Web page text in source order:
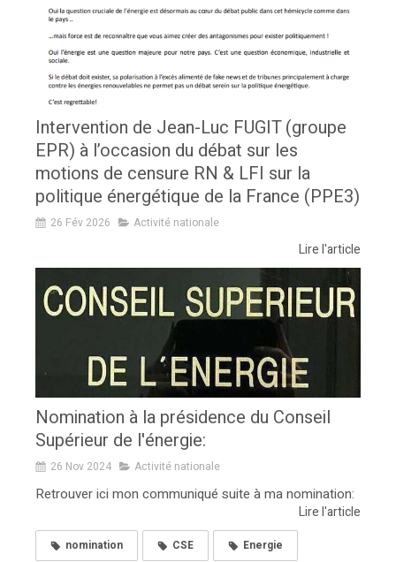
Intervention de Jean-Luc FUGIT (groupe
EPR) à l’occasion du débat sur les
motions de censure RN & LFI sur la
politique énergétique de la France (PPE3)
26 Fév 2026 Activité nationale
Lire l'article
Nomination à la présidence du Conseil
Supérieur de l'énergie:
26 Nov 2024 Activité nationale
Retrouver ici mon communiqué suite à ma nomination:
Lire l'article
nomination CSE Energie